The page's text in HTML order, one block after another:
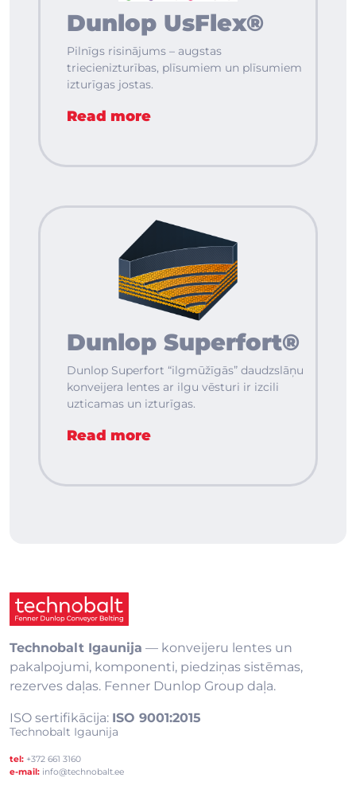
Dunlop UsFlex®
Pilnīgs risinājums – augstas
triecienizturības, plīsumiem un plīsumiem
izturīgas jostas.
Read more
Dunlop Superfort®
Dunlop Superfort “ilgmūžīgās” daudzslāņu
konveijera lentes ar ilgu vēsturi ir izcili
uzticamas un izturīgas.
Read more
Technobalt Igaunija — konveijeru lentes un
pakalpojumi, komponenti, piedziņas sistēmas,
rezerves daļas. Fenner Dunlop Group daļa.
ISO sertifikācija: ISO 9001:2015
Technobalt Igaunija
tel: +372 661 3160
e-mail: info@technobalt.ee